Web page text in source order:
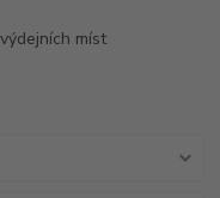
míst